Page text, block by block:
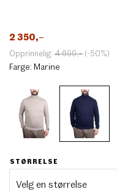
2 350,–
Opprinnelig: 4 699,– (-50%)
Farge: Marine
STØRRELSE